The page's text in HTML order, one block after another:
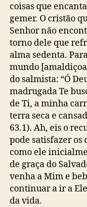
coisas que
gemer. O cristão
Senhor não
torno dele que
alma sedenta.
mundo
do salmista: “Ó
madrugada Te
de Ti, a minha
terra seca e
63.1). Ah, eis o
pode satisfazer os
como ele
de graça do
venha a Mim e
continuar a ir a
da vida.